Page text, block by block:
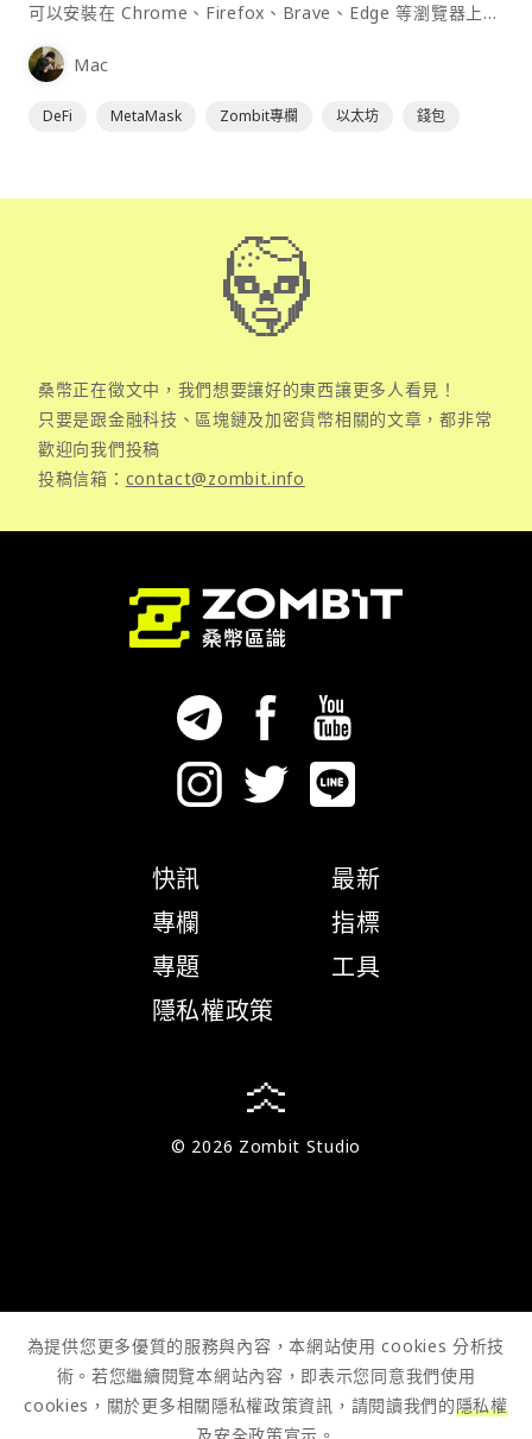
可以安裝在 Chrome、Firefox、Brave、Edge 等瀏覽器上作
為插件使用，具備許多功能且使用上非常方便。
Mac
DeFi MetaMask Zombit專欄 以太坊 錢包
桑幣正在徵文中，我們想要讓好的東西讓更多人看見！
只要是跟金融科技、區塊鏈及加密貨幣相關的文章，都非常
歡迎向我們投稿
投稿信箱： contact@zombit.info
快訊
專欄
專題
隱私權政策
最新
指標
工具
© 2026 Zombit Studio
為提供您更多優質的服務與內容，本網站使用 cookies 分析技
術。若您繼續閱覽本網站內容，即表示您同意我們使用
cookies，關於更多相關隱私權政策資訊，請閱讀我們的隱私權